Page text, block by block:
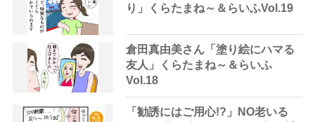
り」くらたまね～＆らいふVol.19
倉田真由美さん「塗り絵にハマる
友人」くらたまね～＆らいふ
Vol.18
「勧誘にはご用心!?」NO老いる